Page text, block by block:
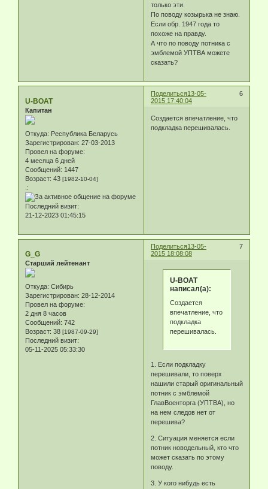
только эти.
По поводу козырька не знаю.
Если обр. 1947 года то
похоже на правду.
А что по поводу потника с
эмблемой УПТВА можете
сказать?
Поделиться 6
13-05-
2015 17:40:04
U-BOAT
Капитан
Откуда: Республика Беларусь
Зарегистрирован: 27-03-2013
Провел на форуме:
4 месяца 6 дней
Сообщений: 1447
Возраст: 43 [1982-10-04]
.:
Последний визит:
21-12-2023 01:45:15
Создается впечатление, что
подкладка перешивалась.
Поделиться 7
13-05-
2015 18:08:08
G_G
Старший лейтенант
Откуда: Сибирь
Зарегистрирован: 28-12-2014
Провел на форуме:
2 дня 8 часов
Сообщений: 742
Возраст: 38 [1987-09-29]
Последний визит:
05-11-2025 05:33:30
U-BOAT
написал(а):
Создается
впечатление, что
подкладка
перешивалась.
1. Если подкладку
перешивали, то поверх
нашили старый оригинальный
потник с эмблемой
ГлавВоенторга (УПТВА), но
на нем следов нет от
перешива?
2. Ситуация меняется если
потник новодельный, кто что
может сказать по этому
поводу.
3. У кого нибудь есть